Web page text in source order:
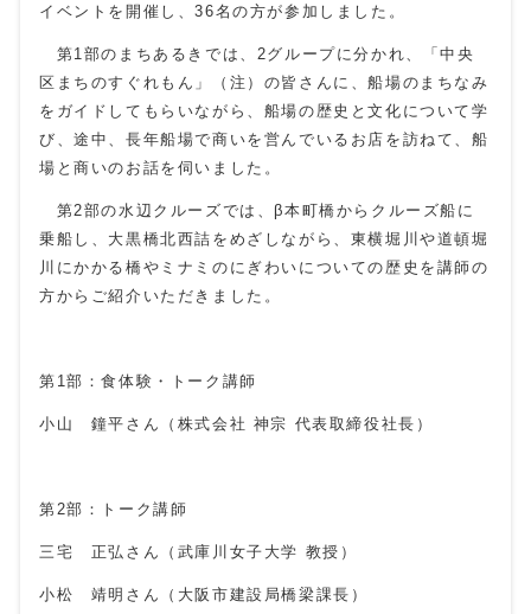
イベントを開催し、36名の方が参加しました。
第1部のまちあるきでは、2グループに分かれ、「中央
区まちのすぐれもん」（注）の皆さんに、船場のまちなみ
をガイドしてもらいながら、船場の歴史と文化について学
び、途中、長年船場で商いを営んでいるお店を訪ねて、船
場と商いのお話を伺いました。
第2部の水辺クルーズでは、β本町橋からクルーズ船に
乗船し、大黒橋北西詰をめざしながら、東横堀川や道頓堀
川にかかる橋やミナミのにぎわいについての歴史を講師の
方からご紹介いただきました。
第1部：食体験・トーク講師
小山 鐘平さん（株式会社 神宗 代表取締役社長）
第2部：トーク講師
三宅 正弘さん（武庫川女子大学 教授）
小松 靖明さん（大阪市建設局橋梁課長）